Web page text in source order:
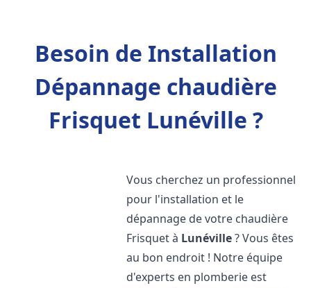
Besoin de Installation
Dépannage chaudière
Frisquet Lunéville ?
Vous cherchez un professionnel
pour l'installation et le
dépannage de votre chaudière
Frisquet à Lunéville? Vous êtes
au bon endroit ! Notre équipe
d'experts en plomberie est